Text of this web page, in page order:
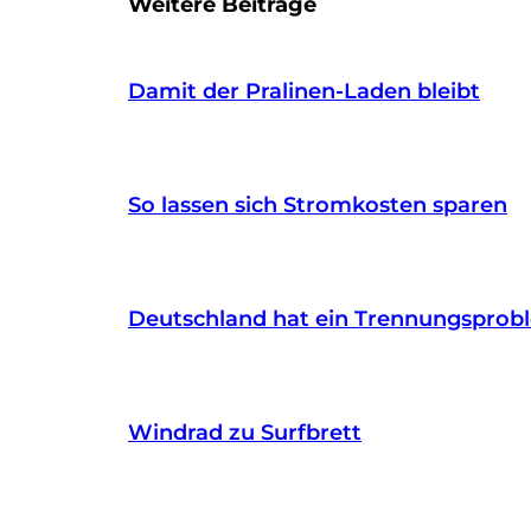
Damit der Pralinen-Laden bleibt
So lassen sich Stromkosten sparen
Deutschland hat ein
Windrad zu Surfbrett